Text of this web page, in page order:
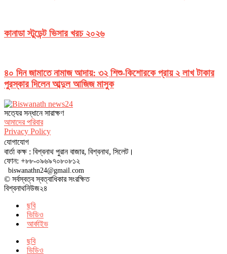
কানাডা স্টুডেন্ট ভিসার খরচ ২০২৬
৪০ দিন জামাতে নামাজ আদায়: ৩২ শিশু-কিশোরকে প্রায় ২ লাখ টাকার
পুরস্কার দিলেন আব্দুল আজিজ মাসুক
সত‌্যের সন্ধানে সারাক্ষণ
আমাদের পরিবার
Privacy Policy
যোগাযোগ
বার্তা কক্ষ : বিশ্বনাথ পুরান বাজার, বিশ্বনাথ, সিলেট।
ফোন: +৮৮-০৯৬৯৭০৮০৮১২
biswanathn24@gmail.com
© সর্বস্বত্ব স্বত্বাধিকার সংরক্ষিত
বিশ্বনাথনিউজ২৪
ছবি
ভিডিও
আর্কাইভ
ছবি
ভিডিও